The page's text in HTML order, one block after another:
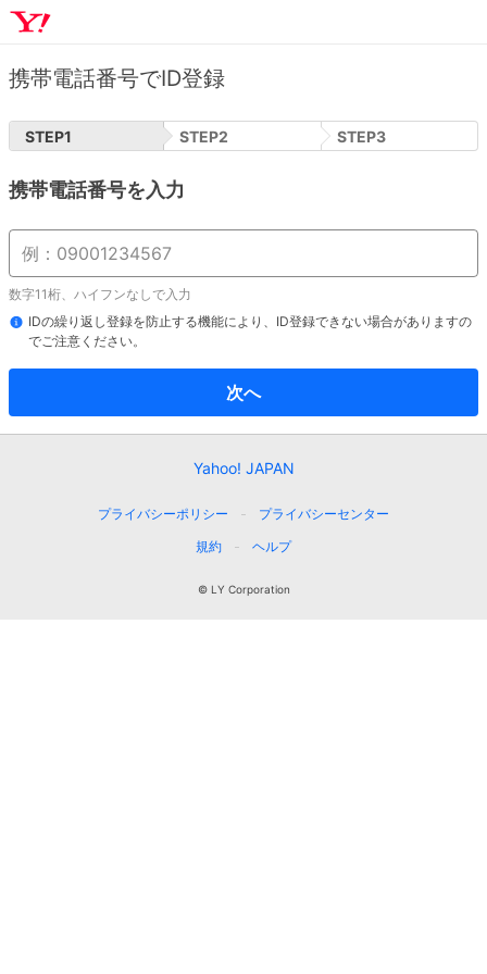
携帯電話番号でID登録
STEP1 STEP2 STEP3
携帯電話番号を入力
数字11桁、ハイフンなしで入力
IDの繰り返し登録を防止する機能により、ID登録できない場合がありますの
でご注意ください。
次へ
Yahoo! JAPAN
プライバシーポリシー
プライバシーセンター
規約
ヘルプ
© LY Corporation